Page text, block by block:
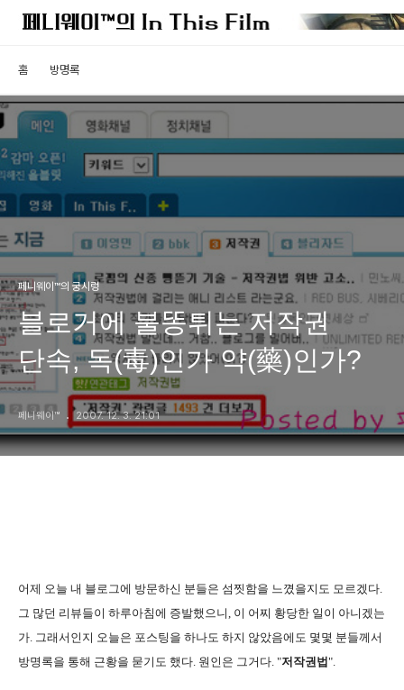
홈 방명록
페니웨이™의 궁시렁
블로거에 불똥튀는 저작권
단속, 독(毒)인가 약(藥)인가?
페니웨이™ 2007. 12. 3. 21:01
어제 오늘 내 블로그에 방문하신 분들은 섬찟함을 느꼈을지도 모르겠다.
그 많던 리뷰들이 하루아침에 증발했으니, 이 어찌 황당한 일이 아니겠는
가. 그래서인지 오늘은 포스팅을 하나도 하지 않았음에도 몇몇 분들께서
방명록을 통해 근황을 묻기도 했다. 원인은 그거다. "저작권법 ".